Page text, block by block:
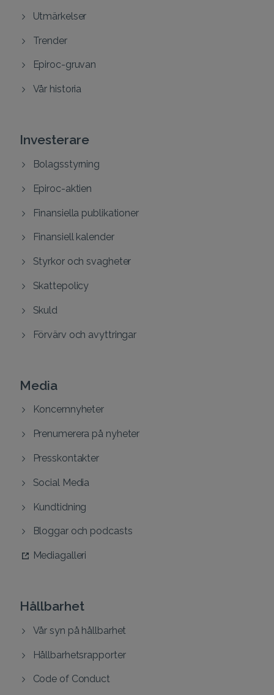
Utmärkelser
Trender
Epiroc-gruvan
Vår historia
Investerare
Bolagsstyrning
Epiroc-aktien
Finansiella publikationer
Finansiell kalender
Styrkor och svagheter
Skattepolicy
Skuld
Förvärv och avyttringar
Media
Koncernnyheter
Prenumerera på nyheter
Presskontakter
Social Media
Kundtidning
Bloggar och podcasts
Mediagalleri
Hållbarhet
Vår syn på hållbarhet
Hållbarhetsrapporter
Code of Conduct